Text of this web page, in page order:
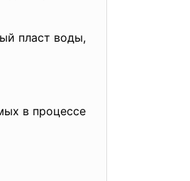
пласт воды,
в процессе